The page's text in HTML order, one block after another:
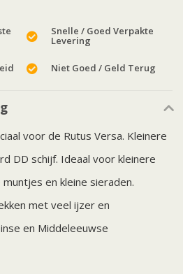
Snelle / Goed Verpakte
Levering
Niet Goed / Geld Terug
voor de Rutus Versa. Kleinere
DD schijf. Ideaal voor kleinere
en kleine sieraden.
met veel ijzer en
en Middeleeuwse